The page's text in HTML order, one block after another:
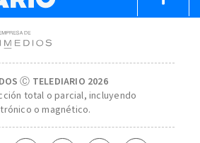
Ⓒ TELEDIARIO 2026
total o parcial, incluyendo
o magnético.